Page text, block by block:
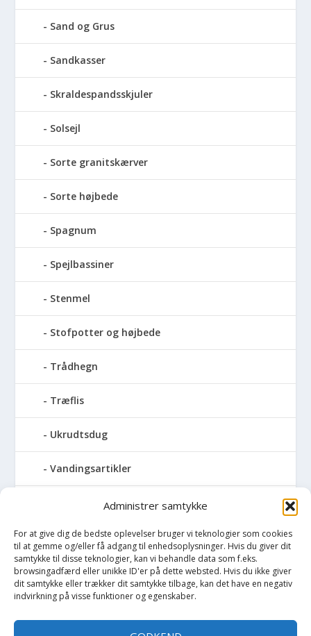
Administrer samtykke
For at give dig de bedste oplevelser bruger vi teknologier som cookies
til at gemme og/eller få adgang til enhedsoplysninger. Hvis du giver dit
samtykke til disse teknologier, kan vi behandle data som f.eks.
browsingadfærd eller unikke ID'er på dette websted. Hvis du ikke giver
dit samtykke eller trækker dit samtykke tilbage, kan det have en negativ
indvirkning på visse funktioner og egenskaber.
Sand og Grus
Sandkasser
Skraldespandsskjuler
Solsejl
Sorte granitskærver
Sorte højbede
Spagnum
Spejlbassiner
Stenmel
Stofpotter og højbede
Trådhegn
Træflis
Ukrudtsdug
Vandingsartikler
Vandslanger
Vildthegn
vækstdug
Maling